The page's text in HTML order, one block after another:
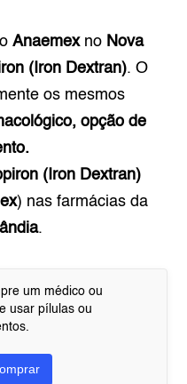
Anaemexno Nova
(Iron Dextran). O
os mesmos
opção de
(Iron Dextran)
) nas farmácias da
.
um médico ou
usar pílulas ou